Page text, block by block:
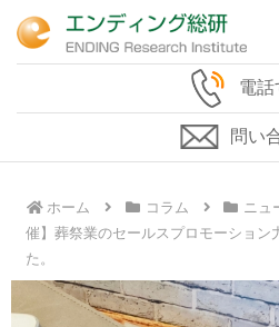
電話
問い
ホーム コラム ニュ
催】葬祭業のセールスプロモーション
た。